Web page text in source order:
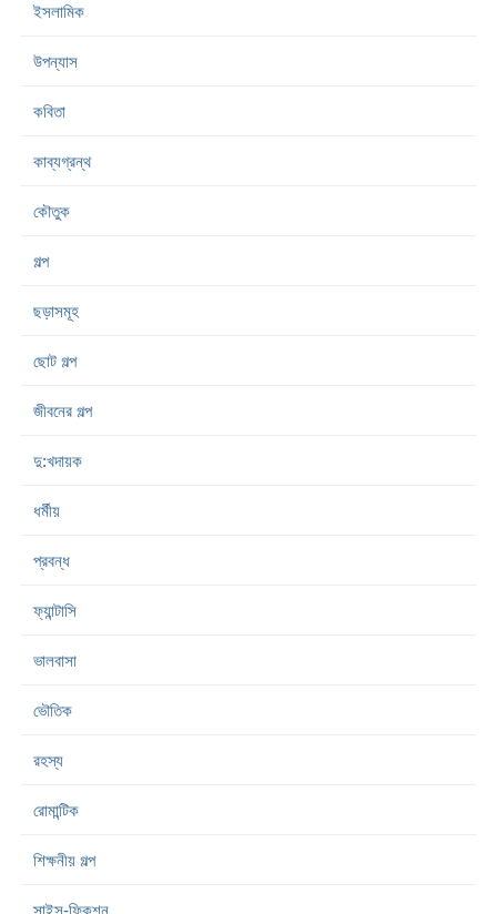
ইসলামিক
উপন্যাস
কবিতা
কাব্যগ্রন্থ
কৌতুক
গল্প
ছড়াসমূহ
ছোট গল্প
জীবনের গল্প
দু:খদায়ক
ধর্মীয়
প্রবন্ধ
ফ্যান্টাসি
ভালবাসা
ভৌতিক
রহস্য
রোমান্টিক
শিক্ষনীয় গল্প